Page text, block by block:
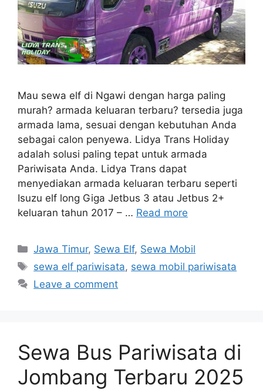
Mau sewa elf di Ngawi dengan harga paling
murah? armada keluaran terbaru? tersedia juga
armada lama, sesuai dengan kebutuhan Anda
sebagai calon penyewa. Lidya Trans Holiday
adalah solusi paling tepat untuk armada
Pariwisata Anda. Lidya Trans dapat
menyediakan armada keluaran terbaru seperti
Isuzu elf long Giga Jetbus 3 atau Jetbus 2+
keluaran tahun 2017 – … Read more
Categories
Jawa Timur, Sewa Elf, Sewa Mobil
Tags
sewa elf pariwisata, sewa mobil pariwisata
Leave a comment
Sewa Bus Pariwisata di
Jombang Terbaru 2025